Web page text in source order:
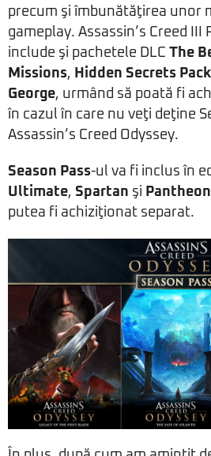
precum şi îmbunătăţirea unor
gameplay. Assassin’s Creed III
include şi pachetele DLC The
Missions, Hidden Secrets Pack
George, urmând să poată fi
în cazul în care nu veţi deţine
Assassin’s Creed Odyssey.
Season Pass-ul va fi inclus în
Ultimate, Spartan şi Pantheon
putea fi achiziţionat separat.